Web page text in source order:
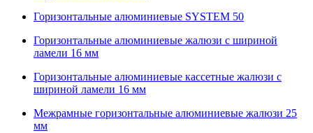
Горизонтальные алюминиевые SYSTEM 50
Горизонтальные алюминиевые жалюзи с шириной
ламели 16 мм
Горизонтальные алюминиевые кассетные жалюзи с
шириной ламели 16 мм
Межрамные горизонтальные алюминиевые жалюзи 25
мм